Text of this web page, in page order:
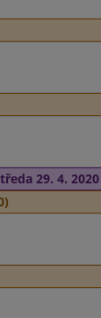
29. 4. 2020